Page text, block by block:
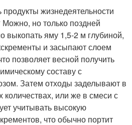
жизнедеятельности
но только поздней
выкопать яму 1,5-2 м глубиной,
и засыпают слоем
позволяет весной получить
составу с
Затем отходы заделывают в
количествах, или же в смеси с
учитывать высокую
что обычно портит